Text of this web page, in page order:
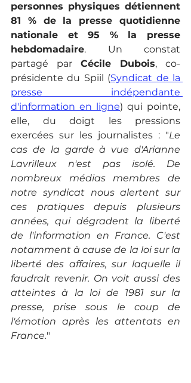
personnes physiques détiennent
81 % de la presse quotidienne
nationale et 95 % la presse
hebdomadaire. Un constat
partagé par Cécile Dubois, co-
présidente du Spiil (Syndicat de la
presse indépendante
d'information en ligne) qui pointe,
elle, du doigt les pressions
exercées sur les journalistes : "Le
cas de la garde à vue d'Arianne
Lavrilleux n'est pas isolé. De
nombreux médias membres de
notre syndicat nous alertent sur
ces pratiques depuis plusieurs
années, qui dégradent la liberté
de l'information en France. C'est
notamment à cause de la loi sur la
liberté des affaires, sur laquelle il
faudrait revenir. On voit aussi des
atteintes à la loi de 1981 sur la
presse, prise sous le coup de
l'émotion après les attentats en
France."